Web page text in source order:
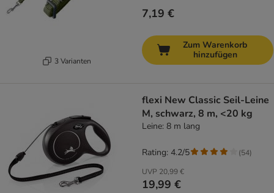
3 Varianten
7,19 €
Zum Warenkorb
hinzufügen
flexi New Classic Seil-Leine
M, schwarz, 8 m, <20 kg
Leine: 8 m lang
UVP 20,99 €
19,99 €
Rating: 4.2/5 (54)